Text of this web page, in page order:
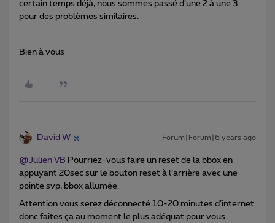
certain temps déjà, nous sommes passé d’une 2 à une 3
pour des problèmes similaires.
Bien à vous
David W Forum|Forum|6 years ago
@Julien VB Pourriez-vous faire un reset de la bbox en
appuyant 20sec sur le bouton reset à l’arrière avec une
pointe svp, bbox allumée.
Attention vous serez déconnecté 10-20 minutes d’internet
donc faites ça au moment le plus adéquat pour vous.